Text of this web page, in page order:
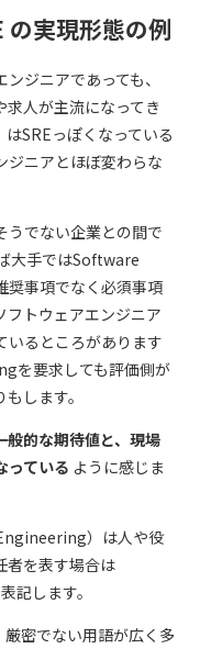
実現形態の例
ジニアであっても、
人が主流になってき
SREっぽくなっている
ジニアとほぼ変わらな
うでない企業との間で
大手ではSoftware
事項でなく必須事項
フトウェアエンジニア
いるところがあります
を要求しても評価側が
します。
般的な期待値と、現場
っている ように感じま
）は人や役
者を表す場合は
します。
厳密でない用語が広く多